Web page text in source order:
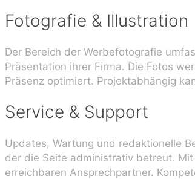
Fotografie & Illustration
Der Bereich der Werbefotografie
Präsentation ihrer Firma. Die Fotos
Präsenz optimiert. Projektabhängig
Service & Support
Updates, Wartung und redaktionelle
der die Seite administrativ betreut.
erreichbaren Ansprechpartner.